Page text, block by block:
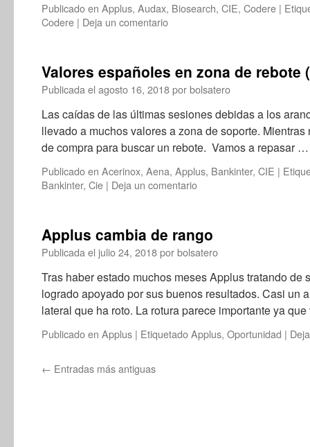
Publicado en Applus, Audax, Biosearch, CIE, Codere |
Codere | Deja un comentario
Valores españoles en zona de rebote
Publicada el agosto 16, 2018porbolsatero
Las caídas de las últimas sesiones debidas a los
llevado a muchos valores a zona de soporte.
de compra para buscar un rebote. Vamos a repasar
Publicado en Acerinox, Aena, Applus, Bankinter, CIE |
Bankinter, Cie | Deja un comentario
Applus cambia de rango
Publicada el julio 24, 2018porbolsatero
Tras haber estado muchos meses Applus tratando de
logrado apoyado por sus buenos resultados. Casi un
lateral que ha roto. La rotura parece importante ya
Publicado en Applus | EtiquetadoApplus, Oportunidad |
← Entradas más antiguas